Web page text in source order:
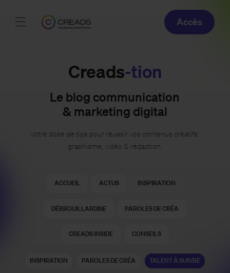
Guide
Accès
Creads-tion
Le blog communication
& marketing digital
Votre dose de tips pour réussir vos contenus créatifs :
graphisme, vidéo & rédaction.
ACCUEIL ACTUS INSPIRATION
DÉBROUILLARDISE PAROLES DE CRÉA
CREADS INSIDE CONSEILS
INSPIRATION PAROLES DE CRÉA TALENT À SUIVRE